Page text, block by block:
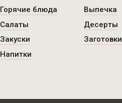
Горячие блюда
Салаты
Закуски
Напитки
Выпечка
Десерты
Заготовки